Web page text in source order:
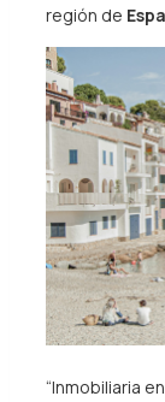
región de
“Inmobiliaria